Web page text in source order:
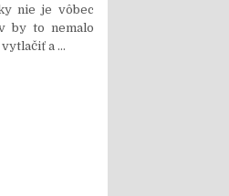
nie je vôbec
by to nemalo
vytlačiť a …